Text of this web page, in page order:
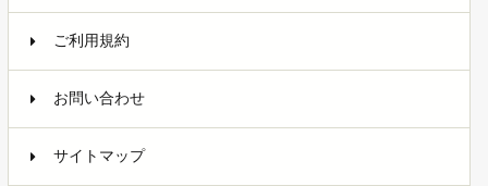
ご利用規約
お問い合わせ
サイトマップ